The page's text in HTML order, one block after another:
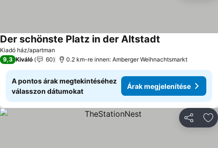
Kiadó ház/apartman
Der schönste Platz in der Altstadt
9,3 Kiváló 60 0.2 km-re innen: Amberger Weihnachtsmarkt
A pontos árak megtekintéséhez
válasszon dátumokat
Árak megjelenítése